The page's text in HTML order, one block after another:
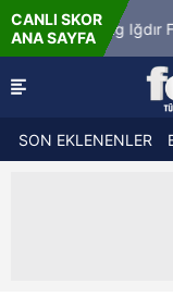
CANLI SKOR
ANA SAYFA
Iğdır FK
9.8.2026 - Paz
19:00
SON EKLENENLER